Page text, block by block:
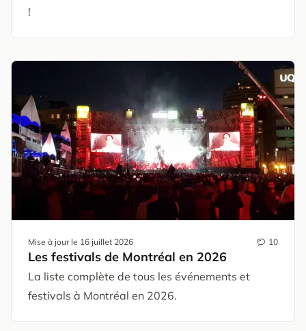
!
Mise à jour le 16 juillet 2026 10
Les festivals de Montréal en 2026
La liste complète de tous les événements et
festivals à Montréal en 2026.